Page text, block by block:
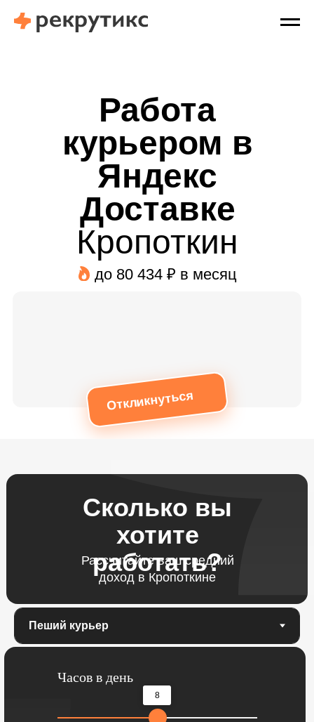
Работа
курьером в
Яндекс
Доставке
Кропоткин
Откликнуться
до 80 434 ₽ в месяц
Сколько вы
хотите
работать?
Рассчитайте ваш средний
доход в Кропоткине
Часов в день
8